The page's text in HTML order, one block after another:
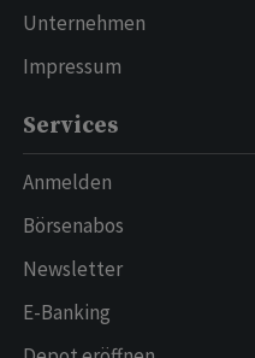
Unternehmen
Impressum
Services
Anmelden
Börsenabos
Newsletter
E-Banking